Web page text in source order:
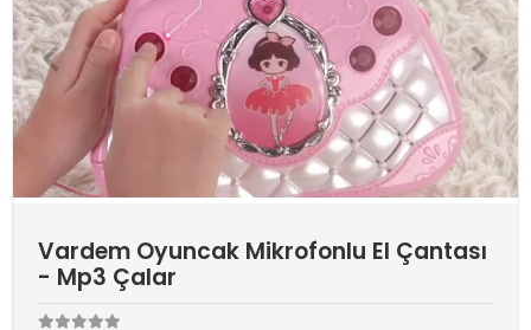
Vardem Oyuncak Mikrofonlu El Çantası
- Mp3 Çalar